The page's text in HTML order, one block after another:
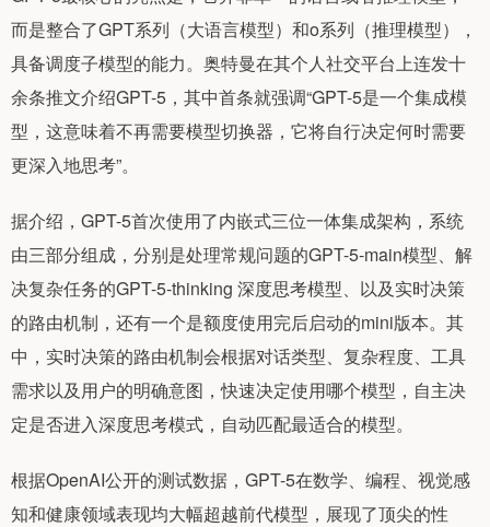
而是整合了GPT系列（大语言模型）和o系列（推理模型），
具备调度子模型的能力。奥特曼在其个人社交平台上连发十
余条推文介绍GPT-5，其中首条就强调“GPT-5是一个集成模
型，这意味着不再需要模型切换器，它将自行决定何时需要
更深入地思考”。
据介绍，GPT-5首次使用了内嵌式三位一体集成架构，系统
由三部分组成，分别是处理常规问题的GPT-5-main模型、解
决复杂任务的GPT-5-thinking 深度思考模型、以及实时决策
的路由机制，还有一个是额度使用完后启动的mini版本。其
中，实时决策的路由机制会根据对话类型、复杂程度、工具
需求以及用户的明确意图，快速决定使用哪个模型，自主决
定是否进入深度思考模式，自动匹配最适合的模型。
根据OpenAI公开的测试数据，GPT-5在数学、编程、视觉感
知和健康领域表现均大幅超越前代模型，展现了顶尖的性